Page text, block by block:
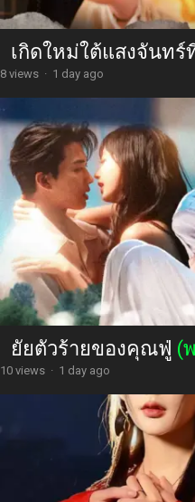
เกิดใหม่ใต้แสงจันท
8 views · 1 day ago
ยัยตัวร้ายของคุณฟู่ (
10 views · 1 day ago